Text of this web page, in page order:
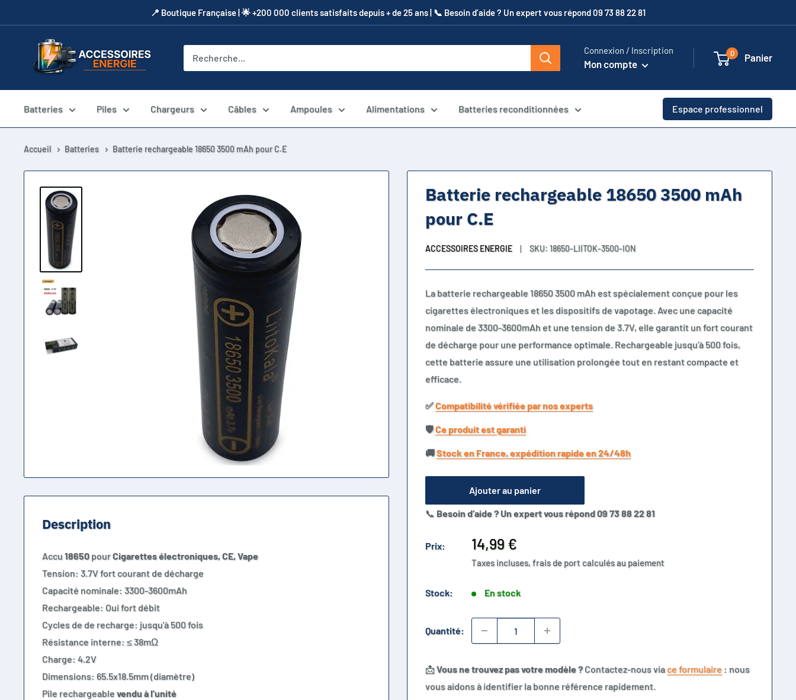
au
​📍​ Boutique Française | 🌟 +200 000 clients satisfaits depuis + de 25 ans | 📞​ Besoin d’aide ? Un expert vous répond 09 73 88 22 81
Accessoires
Energie
Connexion / Inscription
Mon compte
0 Panier
Batteries Piles Chargeurs Câbles Ampoules Alimentations Batteries reconditionnées Espace professionnel
Accueil Batteries Batterie rechargeable 18650 3500 mAh pour C.E
Batterie rechargeable 18650 3500 mAh
pour C.E
ACCESSOIRES ENERGIE SKU: 18650-LIITOK-3500-ION
La batterie rechargeable 18650 3500 mAh est spécialement conçue pour les
cigarettes électroniques et les dispositifs de vapotage. Avec une capacité
nominale de 3300-3600mAh et une tension de 3.7V, elle garantit un fort courant
de décharge pour une performance optimale. Rechargeable jusqu'à 500 fois,
cette batterie assure une utilisation prolongée tout en restant compacte et
efficace.
✅​Compatibilité vérifiée par nos experts
🛡️​Ce produit est garanti
🚚​Stock en France, expédition rapide en 24/48h
Ajouter au panier
📞 Besoin d’aide ? Un expert vous répond 09 73 88 22 81
Prix:
Prix
réduit
14,99 €
Taxes incluses, frais de port calculés au paiement
Stock: En stock
Quantité:
📩Vous ne trouvez pas votre modèle ?Contactez-nous viace formulaire : nous
vous aidons à identifier la bonne référence rapidement.
Description
Accu18650pourCigarettes électroniques, CE, Vape
Tension: 3.7V fort courant de décharge
Capacité nominale: 3300-3600mAh
Rechargeable: Oui fort débit
Cycles de de recharge: jusqu'à 500 fois
Résistance interne: ≤ 38mΩ
Charge: 4.2V
Dimensions: 65.5x18.5mm (diamètre)
Pile rechargeablevendu à l'unité